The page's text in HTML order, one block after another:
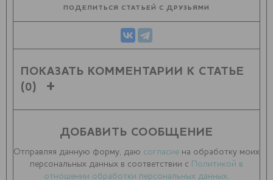
ПОДЕЛИТЬСЯ СТАТЬЕЙ С ДРУЗЬЯМИ
ПОКАЗАТЬ КОММЕНТАРИИ К СТАТЬЕ
(0)
ДОБАВИТЬ СООБЩЕНИЕ
Отправляя данную форму, даю согласие на обработку моих
персональных данных в соответствии с
Политикой в
отношении обработки персональных данных.